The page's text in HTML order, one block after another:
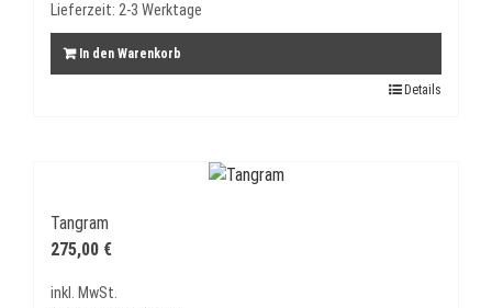
Lieferzeit: 2-3 Werktage
In den Warenkorb
Details
Tangram
275,00 €
inkl. MwSt.